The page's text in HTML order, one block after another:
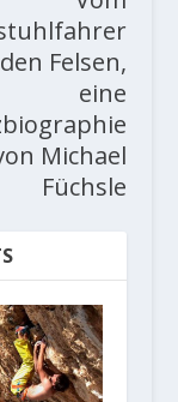
Felsen,
eine
Michael
Füchsle